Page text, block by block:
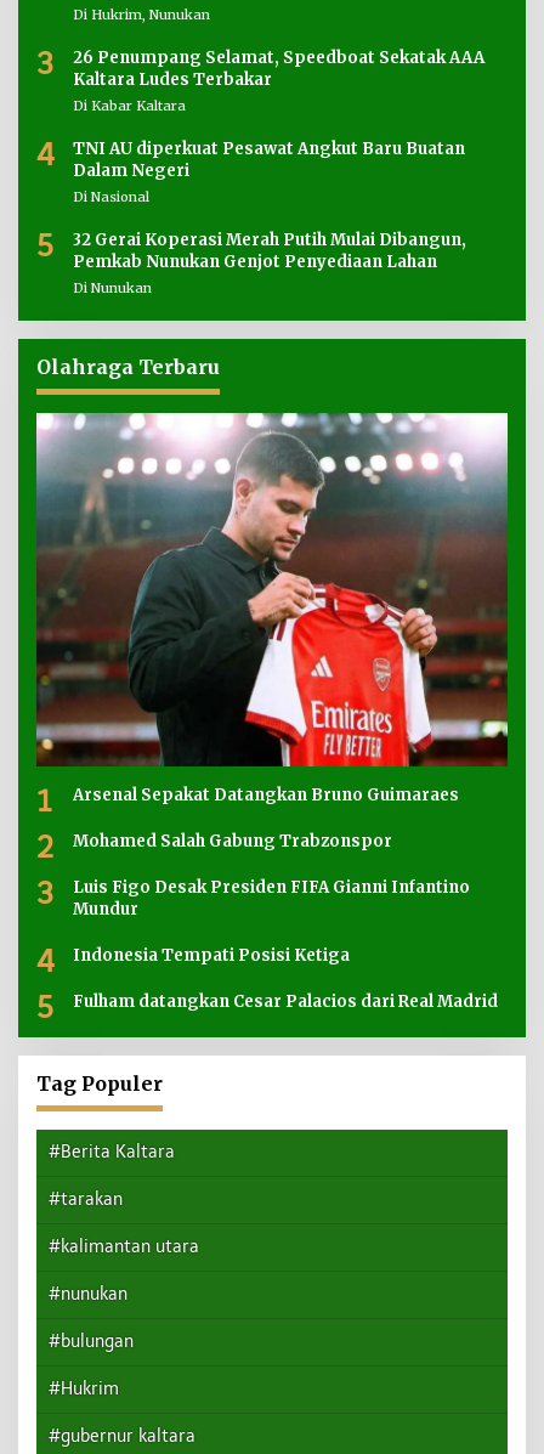
Di Hukrim, Nunukan
3
26 Penumpang Selamat, Speedboat Sekatak AAA
Kaltara Ludes Terbakar
Di Kabar Kaltara
4
TNI AU diperkuat Pesawat Angkut Baru Buatan
Dalam Negeri
Di Nasional
5
32 Gerai Koperasi Merah Putih Mulai Dibangun,
Pemkab Nunukan Genjot Penyediaan Lahan
Di Nunukan
Olahraga Terbaru
1 Arsenal Sepakat Datangkan Bruno Guimaraes
2 Mohamed Salah Gabung Trabzonspor
3
Luis Figo Desak Presiden FIFA Gianni Infantino
Mundur
4 Indonesia Tempati Posisi Ketiga
5 Fulham datangkan Cesar Palacios dari Real Madrid
Tag Populer
#Berita Kaltara
#tarakan
#kalimantan utara
#nunukan
#bulungan
#Hukrim
#gubernur kaltara